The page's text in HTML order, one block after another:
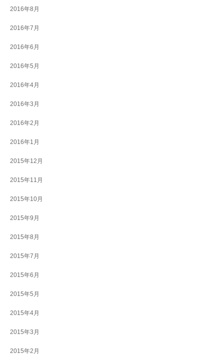
2016年8月
2016年7月
2016年6月
2016年5月
2016年4月
2016年3月
2016年2月
2016年1月
2015年12月
2015年11月
2015年10月
2015年9月
2015年8月
2015年7月
2015年6月
2015年5月
2015年4月
2015年3月
2015年2月